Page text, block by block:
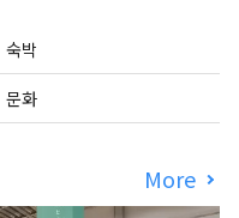
숙박
문화
More